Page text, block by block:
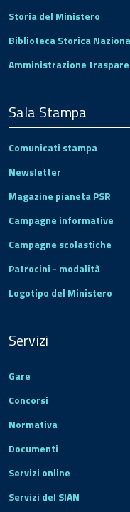
Storia del Ministero
Biblioteca Storica
Amministrazione
Sala Stampa
Comunicati stampa
Newsletter
Magazine pianeta PSR
Campagne informative
Campagne scolastiche
Patrocini - modalità
Logotipo del Ministero
Servizi
Gare
Concorsi
Normativa
Documenti
Servizi online
Servizi del SIAN